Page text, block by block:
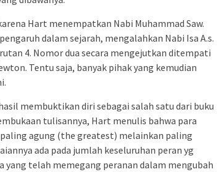
Hart menempatkan Nabi Muhammad Saw.
dalam sejarah, mengalahkan Nabi Isa A.s.
4. Nomor dua secara mengejutkan ditempati
Tentu saja, banyak pihak yang kemudian
membuktikan diri sebagai salah satu dari buku
tulisannya, Hart menulis bahwa para
agung (the greatest) melainkan paling
ada pada jumlah keseluruhan peran yg
yang telah memegang peranan dalam mengubah